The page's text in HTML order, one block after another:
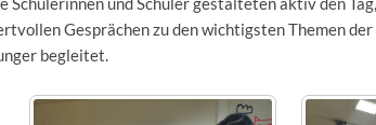
Gesprächen zu den wichtigsten Themen
begleitet.